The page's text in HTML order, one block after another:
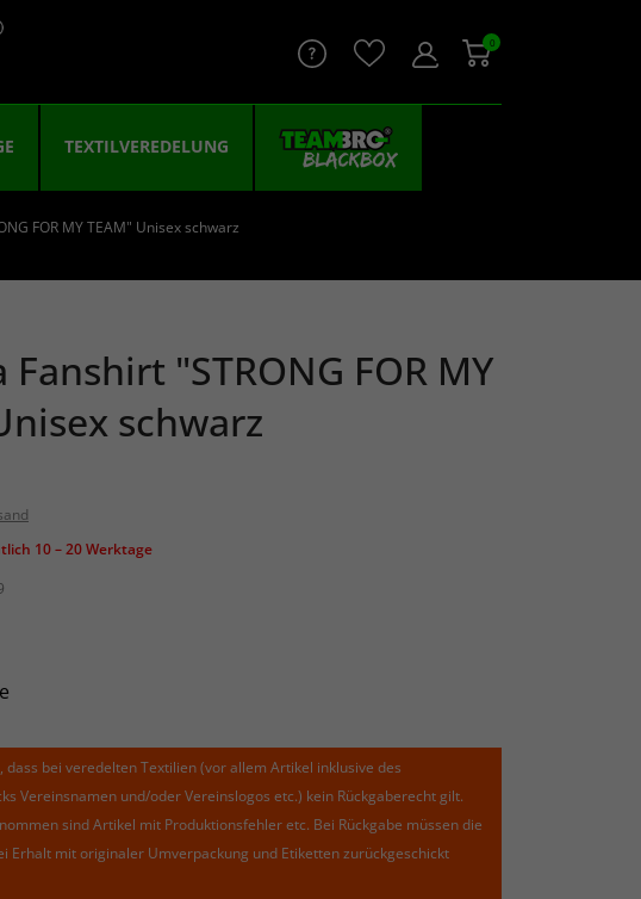
0
TEXTILVEREDELUNG
FOR MY TEAM" Unisex schwarz
Fanshirt "STRONG FOR MY
schwarz
10 – 20 Werktage
dass bei veredelten Textilien (vor allem Artikel inklusive des
Vereinsnamen und/oder Vereinslogos etc.) kein Rückgaberecht gilt.
sind Artikel mit Produktionsfehler etc. Bei Rückgabe müssen die
Erhalt mit originaler Umverpackung und Etiketten zurückgeschickt